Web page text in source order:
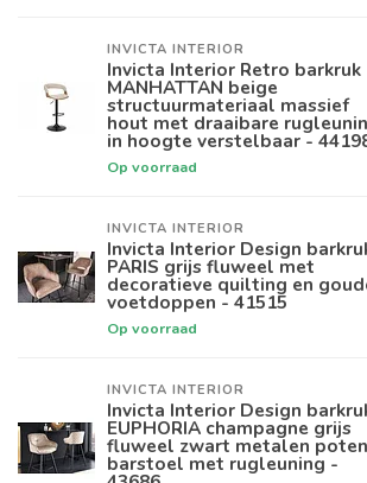
INVICTA INTERIOR
Invicta Interior Retro barkruk
MANHATTAN beige
structuurmateriaal massief
hout met draaibare
in hoogte verstelbaar -
Op voorraad
INVICTA INTERIOR
Invicta Interior Design
PARIS grijs fluweel met
decoratieve quilting en
voetdoppen - 41515
Op voorraad
INVICTA INTERIOR
Invicta Interior Design
EUPHORIA champagne grijs
fluweel zwart metalen poten
barstoel met rugleuning -